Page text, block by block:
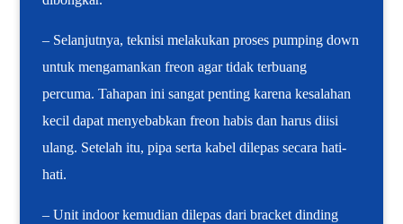
– Selanjutnya, teknisi melakukan proses pumping down
untuk mengamankan freon agar tidak terbuang
percuma. Tahapan ini sangat penting karena kesalahan
kecil dapat menyebabkan freon habis dan harus diisi
ulang. Setelah itu, pipa serta kabel dilepas secara hati-
hati.
– Unit indoor kemudian dilepas dari bracket dinding